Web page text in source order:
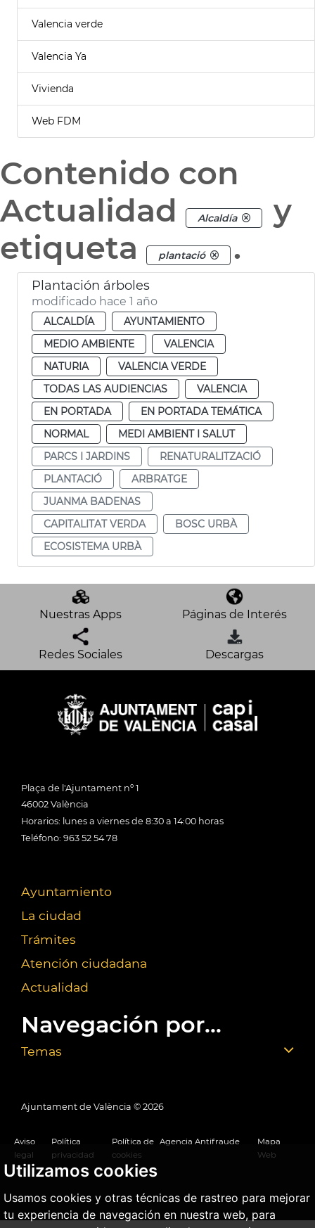
Utilizamos cookies
Usamos cookies y otras técnicas de rastreo para mejorar
tu experiencia de navegación en nuestra web, para
Valencia verde
Valencia Ya
Vivienda
Web FDM
Contenido con
Actualidad
Alcaldía
y
etiqueta
plantació .
Plantación árboles
modificado hace 1 año
ALCALDÍA
AYUNTAMIENTO
MEDIO AMBIENTE
VALENCIA
NATURIA
VALENCIA VERDE
TODAS LAS AUDIENCIAS
VALENCIA
EN PORTADA
EN PORTADA TEMÁTICA
NORMAL
MEDI AMBIENT I SALUT
PARCS I JARDINS
RENATURALITZACIÓ
PLANTACIÓ
ARBRATGE
JUANMA BADENAS
CAPITALITAT VERDA
BOSC URBÀ
ECOSISTEMA URBÀ
Nuestras Apps Páginas de Interés
Redes Sociales Descargas
Plaça de l'Ajuntament nº 1
46002 València
Horarios: lunes a viernes de 8:30 a 14:00 horas
Teléfono: 963 52 54 78
Ayuntamiento
La ciudad
Trámites
Atención ciudadana
Actualidad
Navegación por...
Temas
Ajuntament de València © 2026
Aviso
legal
Política
privacidad
Política de
cookies
Agencia Antifraude
Mapa
Web